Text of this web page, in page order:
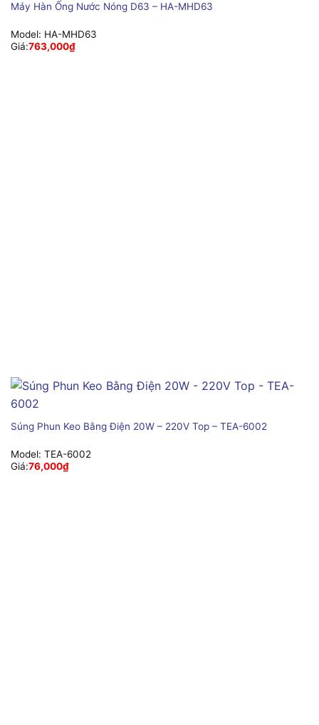
Máy Hàn Ống Nước Nóng D63 – HA-MHD63
Model: HA-MHD63
Giá:763,000₫
Súng Phun Keo Bằng Điện 20W – 220V Top – TEA-6002
Model: TEA-6002
Giá:76,000₫